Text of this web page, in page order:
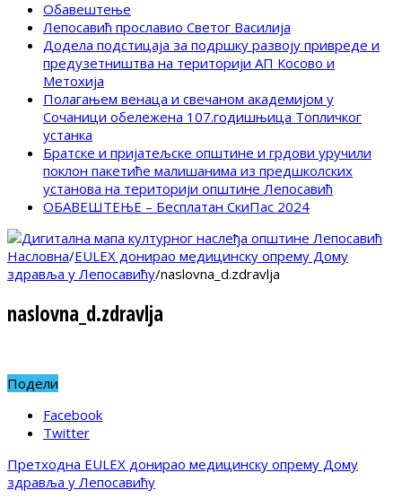
Обавештење
Лепосавић прославио Светог Василија
Додела подстицаја за подршку развоју привреде и
предузетништва на територији АП Косово и
Метохија
Полагањем венаца и свечаном академијом у
Сочаници обележена 107.годишњица Топличког
устанка
Братске и пријатељске општине и грдови уручили
поклон пакетиће малишанима из предшколских
установа на територији општине Лепосавић
ОБАВЕШТЕЊЕ – Бесплатан СкиПас 2024
Насловна/EULEX донирао медицинску опрему Дому
здравља у Лепосавићу/naslovna_d.zdravlja
naslovna_d.zdravlja
Подели
Facebook
Twitter
Претходна EULEX донирао медицинску опрему Дому
здравља у Лепосавићу